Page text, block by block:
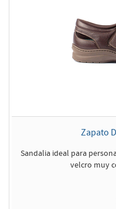
Zapato
Sandalia ideal para
velcro muy